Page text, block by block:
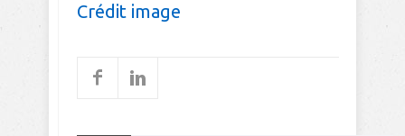
Crédit image